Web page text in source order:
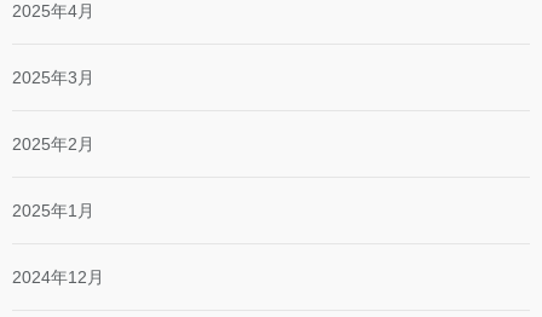
2025年4月
2025年3月
2025年2月
2025年1月
2024年12月